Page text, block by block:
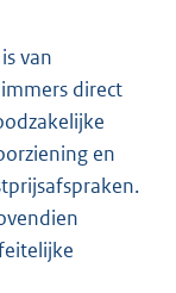
van
direct
en